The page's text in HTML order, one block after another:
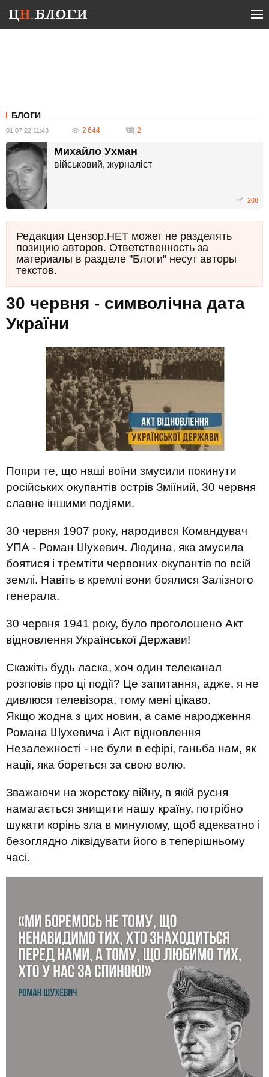
БЛОГИ
01.07.22 11:43 2 644 2
Михайло Ухман
військовий, журналіст
208
Редакция Цензор.НЕТ может не разделять
позицию авторов. Ответственность за
материалы в разделе "Блоги" несут авторы
текстов.
30 червня - символічна дата
України
Попри те, що наші воїни змусили покинути
російських окупантів острів Зміїний, 30 червня
славне іншими подіями.
30 червня 1907 року, народився Командувач
УПА - Роман Шухевич. Людина, яка змусила
боятися і тремтіти червоних окупантів по всій
землі. Навіть в кремлі вони боялися Залізного
генерала.
30 червня 1941 року, було проголошено Акт
відновлення Української Держави!
Скажіть будь ласка, хоч один телеканал
розповів про ці події? Це запитання, адже, я не
дивлюся телевізора, тому мені цікаво.
Якщо жодна з цих новин, а саме народження
Романа Шухевича і Акт відновлення
Незалежності - не були в ефірі, ганьба нам, як
нації, яка бореться за свою волю.
Зважаючи на жорстоку війну, в якій русня
намагається знищити нашу країну, потрібно
шукати корінь зла в минулому, щоб адекватно і
безоглядно ліквідувати його в теперішньому
часі.